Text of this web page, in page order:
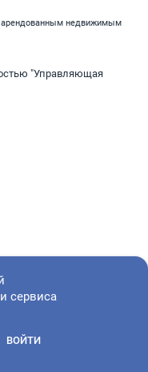
арендованным недвижимым
"Управляющая
сервиса
ВОЙТИ